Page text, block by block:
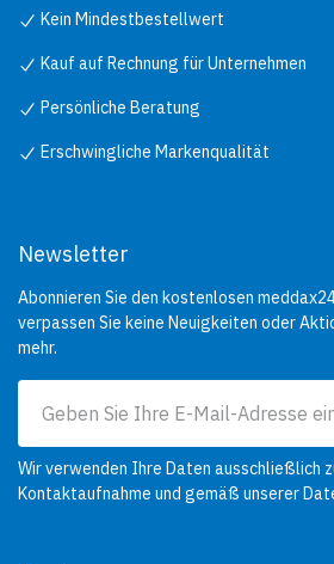
Kein Mindestbestellwert
Kauf auf Rechnung für Unternehmen
Persönliche Beratung
Erschwingliche Markenqualität
Newsletter
Abonnieren Sie den kostenlosen
verpassen Sie keine Neuigkeiten oder
mehr.
Wir verwenden Ihre Daten ausschließlich
Kontaktaufnahme und gemäß unserer